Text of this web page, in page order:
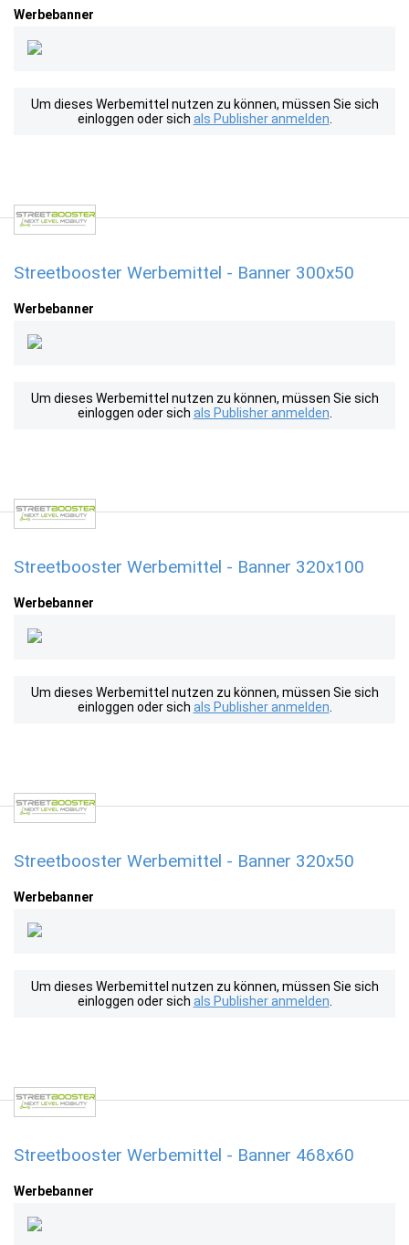
Werbebanner
Um dieses Werbemittel nutzen zu können, müssen Sie sich
einloggen oder sich als Publisher anmelden
Streetbooster Werbemittel - Banner 300x50
Werbebanner
Um dieses Werbemittel nutzen zu können, müssen Sie sich
einloggen oder sich als Publisher anmelden
Streetbooster Werbemittel - Banner 320x100
Werbebanner
Um dieses Werbemittel nutzen zu können, müssen Sie sich
einloggen oder sich als Publisher anmelden
Streetbooster Werbemittel - Banner 320x50
Werbebanner
Um dieses Werbemittel nutzen zu können, müssen Sie sich
einloggen oder sich als Publisher anmelden
Streetbooster Werbemittel - Banner 468x60
Werbebanner